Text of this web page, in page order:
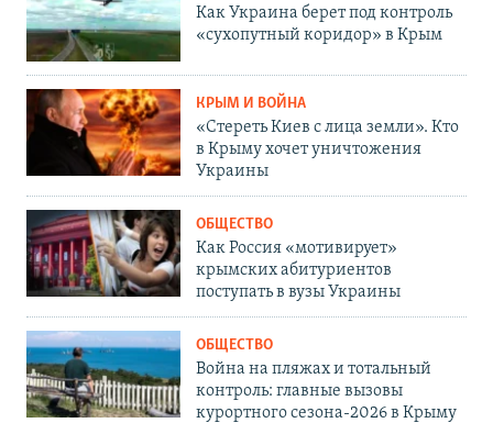
Как Украина берет под контроль
«сухопутный коридор» в Крым
КРЫМ И ВОЙНА
«Стереть Киев с лица земли». Кто
в Крыму хочет уничтожения
Украины
ОБЩЕСТВО
Как Россия «мотивирует»
крымских абитуриентов
поступать в вузы Украины
ОБЩЕСТВО
Война на пляжах и тотальный
контроль: главные вызовы
курортного сезона-2026 в Крыму